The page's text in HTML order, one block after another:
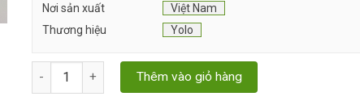
Nơi sản xuất
Việt Nam
Thương hiệu
Yolo
Huy Hiệu Nhựa Cài Áo Hình Trái Tim số lượng
Thêm vào giỏ hàng